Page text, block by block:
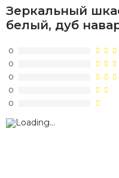
Зеркальный
белый, дуб
0
0
0
0
0